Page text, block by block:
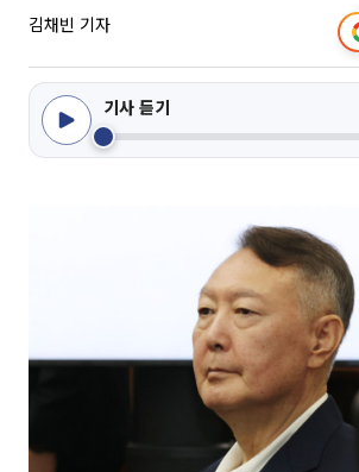
김채빈 기자
기사 듣기